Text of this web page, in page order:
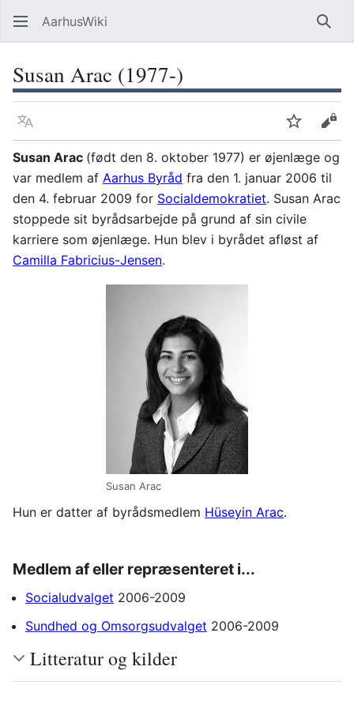
AarhusWiki Søg
Susan Arac (1977-)
Sprog OvervågVis
Susan Arac (født den 8. oktober 1977) er øjenlæge og
var medlem af Aarhus Byråd fra den 1. januar 2006 til
den 4. februar 2009 for Socialdemokratiet. Susan Arac
stoppede sit byrådsarbejde på grund af sin civile
karriere som øjenlæge. Hun blev i byrådet afløst af
Camilla Fabricius-Jensen.
Susan Arac
Hun er datter af byrådsmedlem Hüseyin Arac.
Medlem af eller repræsenteret i...
Socialudvalget 2006-2009
Sundhed og Omsorgsudvalget 2006-2009
Litteratur og kilder